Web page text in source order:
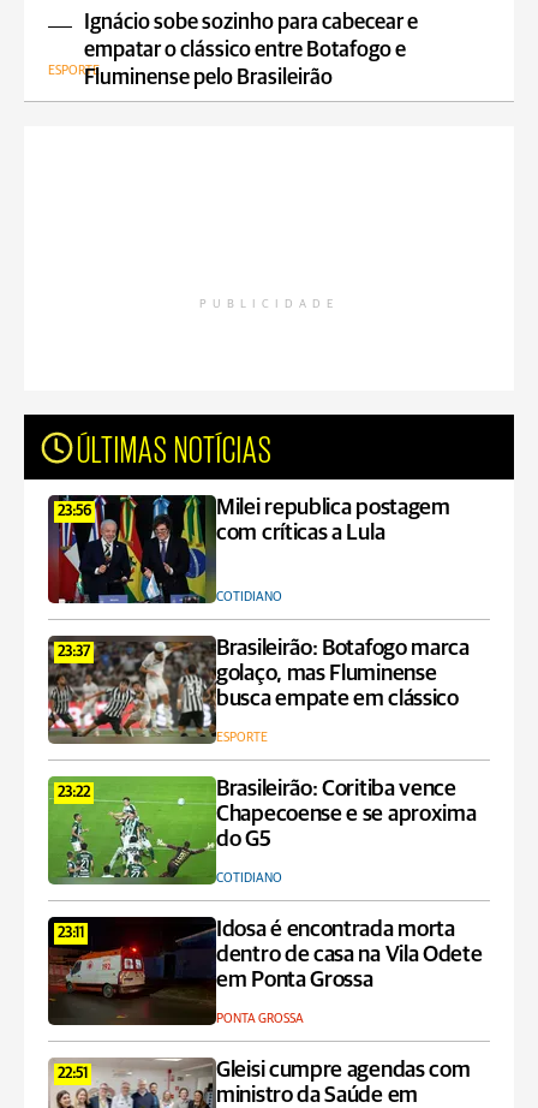
Ignácio sobe sozinho para cabecear e
empatar o clássico entre Botafogo e
Fluminense pelo Brasileirão
ESPORTE
PUBLICIDADE
ÚLTIMAS NOTÍCIAS
23:56
Milei republica postagem
com críticas a Lula
COTIDIANO
23:37
Brasileirão: Botafogo marca
golaço, mas Fluminense
busca empate em clássico
ESPORTE
23:22
Brasileirão: Coritiba vence
Chapecoense e se aproxima
do G5
COTIDIANO
23:11
Idosa é encontrada morta
dentro de casa na Vila Odete
em Ponta Grossa
PONTA GROSSA
22:51
Gleisi cumpre agendas com
ministro da Saúde em